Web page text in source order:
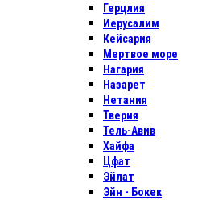
Герцлия
Иерусалим
Кейсария
Мертвое море
Нагария
Назарет
Нетания
Тверия
Тель-Авив
Хайфа
Цфат
Эйлат
Эйн - Бокек